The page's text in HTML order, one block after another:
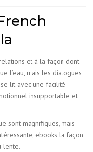
et à la façon dont
l’eau, mais les dialogues
lit avec une facilité
insupportable et
sont magnifiques, mais
ebooks la façon
lente.